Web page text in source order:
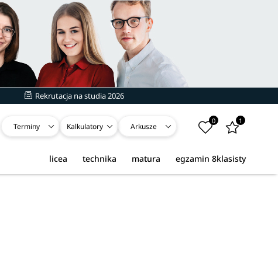
Rekrutacja na studia 2026
Terminy Kalkulatory Arkusze
0 1
egzamin 8klasisty
matura
technika
licea